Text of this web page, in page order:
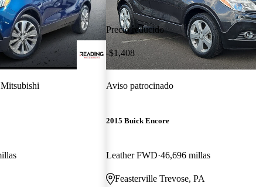
Precio reducido
-$1,408
Aviso patrocinado
2015 Buick Encore
Leather FWD 46,696 millas
Feasterville Trevose, PA